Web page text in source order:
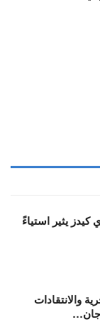
يثير استياءً
والانتقادات